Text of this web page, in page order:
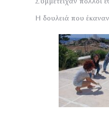
Η δουλειά που έκαναν